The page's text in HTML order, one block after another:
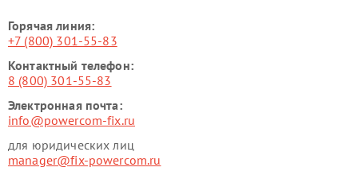
Горячая линия:
+7 (800) 301-55-83
Контактный телефон:
8 (800) 301-55-83
Электронная почта:
info@powercom-fix.ru
для юридических лиц
manager@fix-powercom.ru